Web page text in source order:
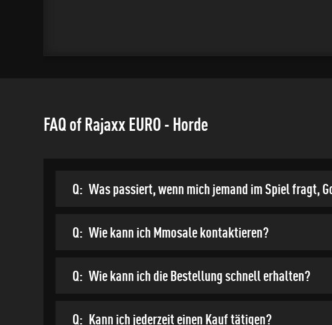
FAQ of Rajaxx EURO - Horde
Q: Was passiert, wenn mich jemand im Spiel fragt,
Q: Wie kann ich Mmosale kontaktieren?
Q: Wie kann ich die Bestellung schnell erhalten?
Q: Kann ich jederzeit einen Kauf tätigen?